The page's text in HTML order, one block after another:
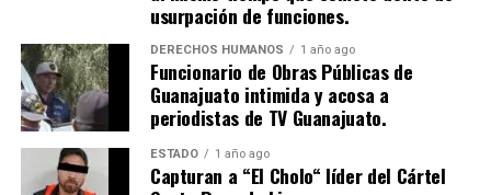
usurpación de funciones.
DERECHOS HUMANOS 1 año ago
Funcionario de Obras Públicas de
Guanajuato intimida y acosa a
periodistas de TV Guanajuato.
ESTADO 1 año ago
Capturan a “El Cholo“ líder del Cártel